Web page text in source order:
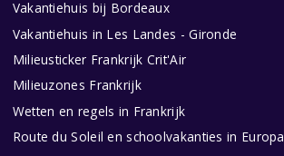
Vakantiehuis bij Bordeaux
Vakantiehuis in Les Landes - Gironde
Milieusticker Frankrijk Crit'Air
Milieuzones Frankrijk
Wetten en regels in Frankrijk
Route du Soleil en schoolvakanties in Europa